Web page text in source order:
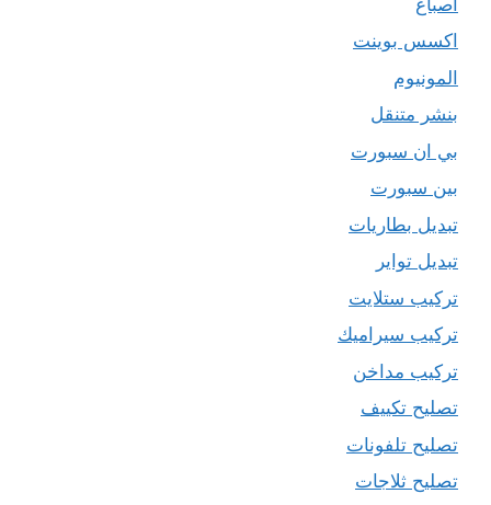
اكسس بوينت
المونيوم
بنشر متنقل
بي ان سبورت
بين سبورت
تبديل بطاريات
تبديل تواير
تركيب ستلايت
تركيب سيراميك
تركيب مداخن
تصليح تكييف
تصليح تلفونات
تصليح ثلاجات